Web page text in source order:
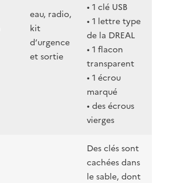
eau, radio,
kit
d’urgence
et sortie
• 1 clé USB
• 1 lettre type
de la DREAL
• 1 flacon
transparent
• 1 écrou
marqué
• des écrous
vierges
Des clés sont
cachées dans
le sable, dont